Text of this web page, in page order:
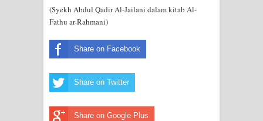
(Syekh Abdul Qadir Al-Jailani dalam kitab Al-
Fathu ar-Rahmani)
Share on Facebook
Share on Twitter
Share on Google Plus